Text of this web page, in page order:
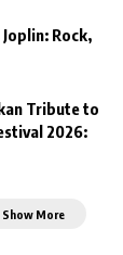
Rock,
Tribute to
2026:
Show More